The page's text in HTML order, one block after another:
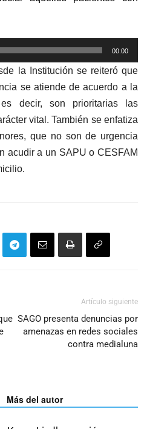
00:00
la Institución se reiteró que
se atiende de acuerdo a la
decir, son prioritarias las
vital. También se enfatiza
que no son de urgencia
acudir a un SAPU o CESFAM
Artículo siguiente
SAGO presenta denuncias por
amenazas en redes sociales
contra medialuna
Más del autor